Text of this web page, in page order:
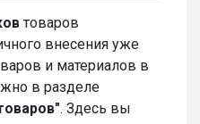
товаров
внесения уже
и материалов в
в разделе
. Здесь вы